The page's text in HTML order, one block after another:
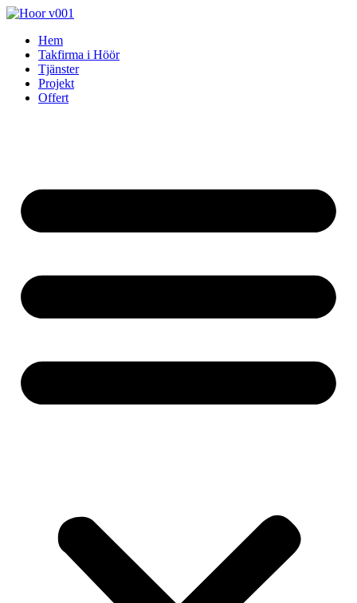
Skip
contentHem
Takfirma i Höör
Tjänster
Projekt
Offert